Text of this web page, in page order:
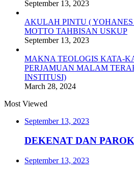
September 13, 2023
AKULAH PINTU (
MOTTO TAHBISAN USKUP
September 13, 2023
MAKNA TEOLOGIS KATA-
PERJAMUAN MALAM
INSTITUSI)
March 28, 2024
Most Viewed
September 13, 2023
DEKENAT DAN
September 13, 2023